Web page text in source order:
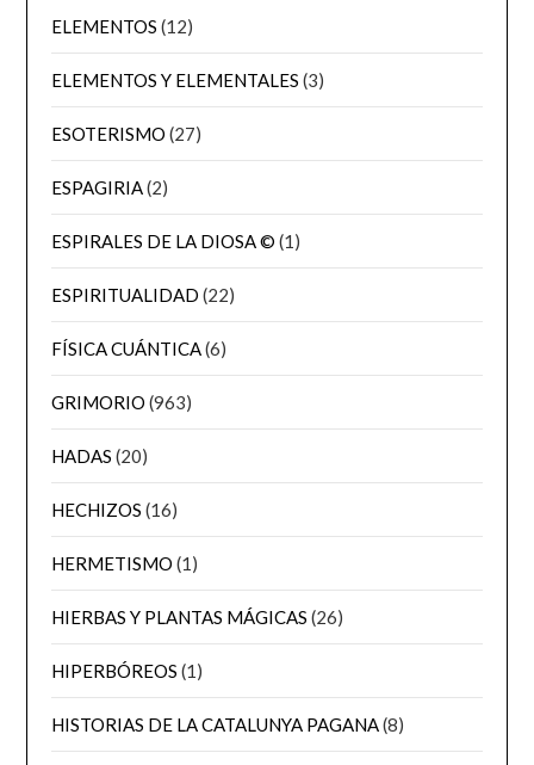
ELEMENTOS (12)
ELEMENTOS Y ELEMENTALES (3)
ESOTERISMO (27)
ESPAGIRIA(2)
ESPIRALES DE LA DIOSA © (1)
ESPIRITUALIDAD (22)
FÍSICA CUÁNTICA(6)
GRIMORIO (963)
HADAS (20)
HECHIZOS (16)
HERMETISMO (1)
HIERBAS Y PLANTAS MÁGICAS (26)
HIPERBÓREOS (1)
HISTORIAS DE LA CATALUNYA PAGANA(8)